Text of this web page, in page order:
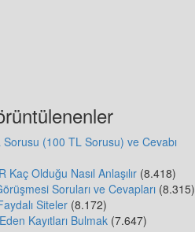
(100 TL Sorusu) ve Cevabı
Kaç Olduğu Nasıl Anlaşılır (8.418)
Soruları ve Cevapları (8.315)
Siteler (8.172)
Kayıtları Bulmak (7.647)